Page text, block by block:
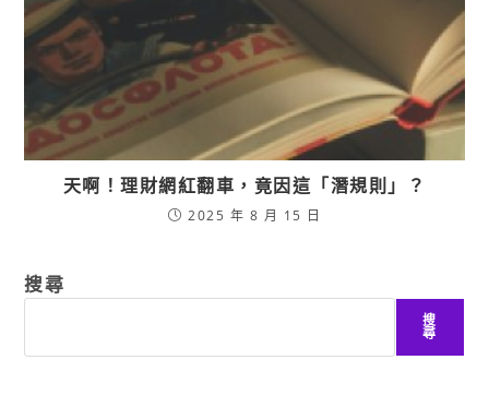
天啊！理財網紅翻車，竟因這「潛規則」？
2025 年 8 月 15 日
搜尋
搜
尋